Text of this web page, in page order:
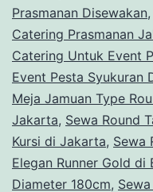
Prasmanan Disewakan,
Catering Prasmanan
Catering Untuk Event
Event Pesta Syukuran
Meja Jamuan Type
Jakarta, Sewa Round
Kursi di Jakarta, Sewa
Elegan Runner Gold di
Diameter 180cm,